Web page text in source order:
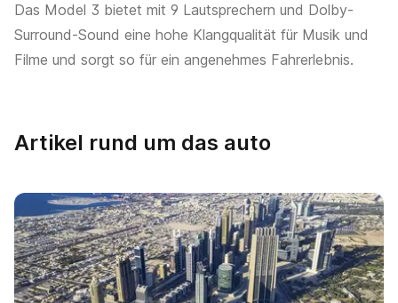
Das Model 3 bietet mit 9 Lautsprechern und Dolby-
Surround-Sound eine hohe Klangqualität für Musik und
Filme und sorgt so für ein angenehmes Fahrerlebnis.
Artikel rund um das auto